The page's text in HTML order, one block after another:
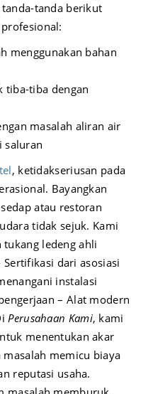
tanda-tanda berikut
menggunakan bahan
tiba-tiba dengan
masalah aliran air
saluran
, ketidakseriusan pada
Bayangkan
atau restoran
tidak sejuk. Kami
ledeng ahli
Sertifikasi dari asosiasi
instalasi
– Alat modern
Perusahaan Kami, kami
menentukan akar
masalah memicu biaya
reputasi usaha.